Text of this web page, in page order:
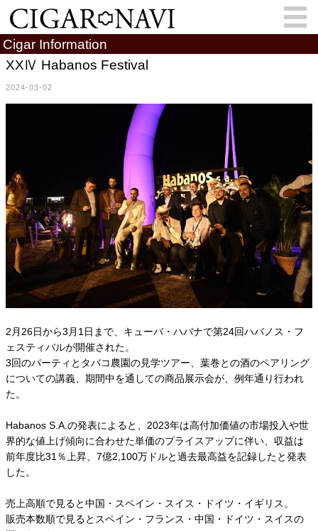
会員登録
Cigar Location
Cigar Column
Memorandum 葉巻人
Cigar Map
Cigar Information
XXⅣ Habanos Festival
2024-03-02
2月26日から3月1日まで、キューバ・ハバナで第24回ハバノス・フ
ェスティバルが開催された。
3回のパーティとタバコ農園の見学ツアー、葉巻との酒のペアリング
についての講義、期間中を通しての商品展示会が、例年通り行われ
た。
Habanos S.A.の発表によると、2023年は高付加価値の市場投入や世
界的な値上げ傾向に合わせた単価のプライスアップに伴い、収益は
前年度比31％上昇、7億2,100万ドルと過去最高益を記録したと発表
した。
売上高順で見ると中国・スペイン・スイス・ドイツ・イギリス。
販売本数順で見るとスペイン・フランス・中国・ドイツ・スイスの